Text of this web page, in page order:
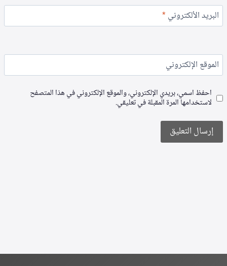
البريد الألكتروني*
الموقع الإلكتروني
احفظ اسمي، بريدي الإلكتروني، والموقع الإلكتروني في هذا المتصفح
لاستخدامها المرة المقبلة في تعليقي.